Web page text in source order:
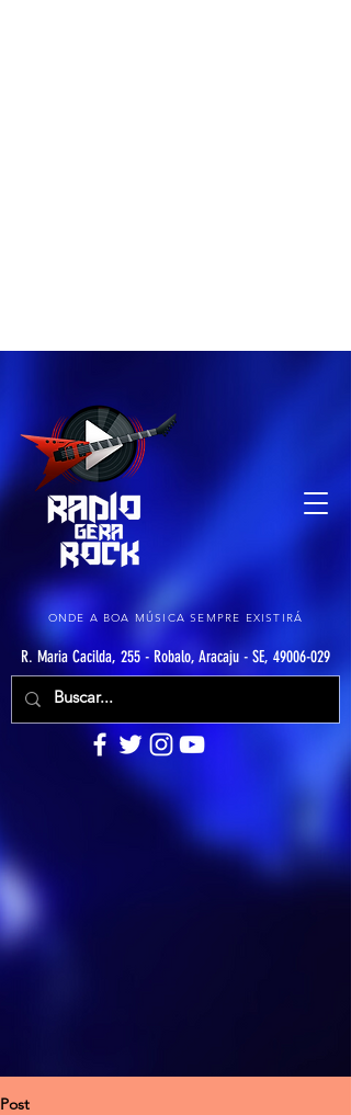
ONDE A BOA MÚSICA SEMPRE EXISTIRÁ
R. Maria Cacilda, 255 - Robalo, Aracaju - SE, 49006-029
Post